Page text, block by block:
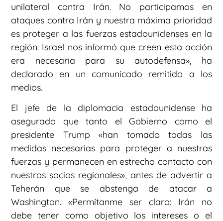
unilateral contra Irán. No participamos en
ataques contra Irán y nuestra máxima prioridad
es proteger a las fuerzas estadounidenses en la
región. Israel nos informó que creen esta acción
era necesaria para su autodefensa», ha
declarado en un comunicado remitido a los
medios.
El jefe de la diplomacia estadounidense ha
asegurado que tanto el Gobierno como el
presidente Trump «han tomado todas las
medidas necesarias para proteger a nuestras
fuerzas y permanecen en estrecho contacto con
nuestros socios regionales», antes de advertir a
Teherán que se abstenga de atacar a
Washington. «Permítanme ser claro: Irán no
debe tener como objetivo los intereses o el